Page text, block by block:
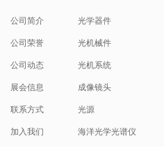
公司简介
公司荣誉
公司动态
展会信息
联系方式
加入我们
光学器件
光机械件
光机系统
成像镜头
光源
海洋光学光谱仪